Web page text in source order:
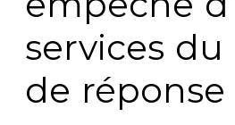
services
de réponse